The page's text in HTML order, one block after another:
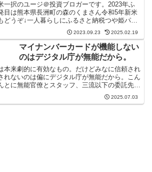
一択のユージ＠投資ブロガーです。2023年ふ
目は熊本県長洲町の森のくまさん令和5年新米
どうぞ↓一人暮らしにふるさと納税つや姫パッ
るさと納税の無洗米、長洲町の森の...
2023.09.23 2025.02.19
マイナンバーカードが機能しない
のはデジタル庁が無能だから。
本来劇的に有効なもの。だけどみなに信頼され
れないのは偏にデジタル庁が無能だから。こん
とに無能官僚とスタッフ、三流以下の委託先で
なあというのは容易に想像がつく。右...2025.07.03